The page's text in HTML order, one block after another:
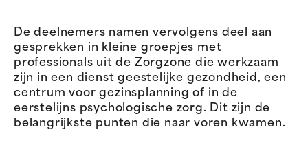
De deelnemers namen vervolgens deel aan
gesprekken in kleine groepjes met
professionals uit de Zorgzone die werkzaam
zijn in een dienst geestelijke gezondheid, een
centrum voor gezinsplanning of in de
eerstelijns psychologische zorg. Dit zijn de
belangrijkste punten die naar voren kwamen.